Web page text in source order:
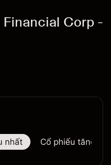
Corp -
nhất Cổ phiếu tăng